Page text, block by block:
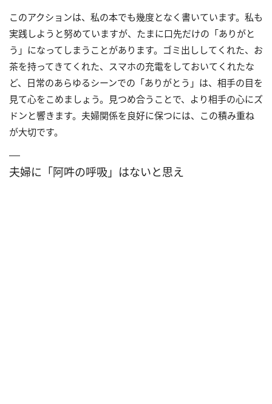
このアクションは、私の本でも幾度となく書いています。私も
実践しようと努めていますが、たまに口先だけの「ありがと
う」になってしまうことがあります。ゴミ出ししてくれた、お
茶を持ってきてくれた、スマホの充電をしておいてくれたな
ど、日常のあらゆるシーンでの「ありがとう」は、相手の目を
見て心をこめましょう。見つめ合うことで、より相手の心にズ
ドンと響きます。夫婦関係を良好に保つには、この積み重ね
が大切です。
夫婦に「阿吽の呼吸」はないと思え